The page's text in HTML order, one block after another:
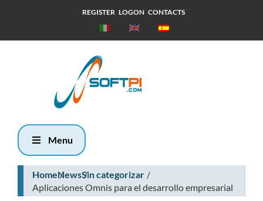
REGISTER LOGON CONTACTS
Menu
HomeNewsSin categorizar
Aplicaciones Omnis para el desarrollo empresarial